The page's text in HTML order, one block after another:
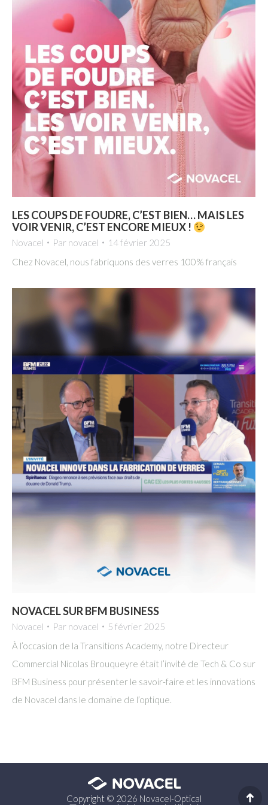
LES COUPS DE FOUDRE, C’EST BIEN… MAIS LES
VOIR VENIR, C’EST ENCORE MIEUX !
Novacel Par novacel
14 février 2025
Chez Novacel, nous fabriquons des verres 100% français
NOVACEL SUR BFM BUSINESS
Novacel Par novacel
5 février 2025
À l’occasion de la Transitions Academy, notre Directeur
Commercial Nicolas Brouqueyre était l’invité de Tech & Co sur
BFM Business pour présenter le savoir-faire et les innovations
de Novacel dans le domaine de l’optique.
Copyright © 2026 Novacel-Optical